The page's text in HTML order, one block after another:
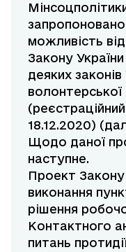
можливість
Закону
деяких
волонтерської
18.12.2020)
Щодо даної
наступне.
Проект
виконання
рішення
Контактного
питань